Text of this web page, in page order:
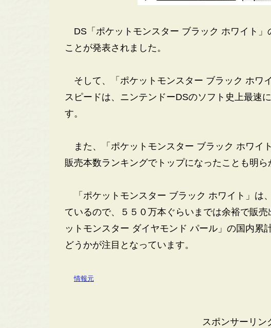
DS「ポケットモンスター ブラック ホワイト」
ことが発表されました。
そして、「ポケットモンスター ブラック ホワ
スピードは、ニンテンドーDSのソフト史上最速
す。
また、「ポケットモンスター ブラック ホワイ
販売本数ランキングでトップになったことも明ら
「ポケットモンスター ブラック ホワイト」は
ているので、５５０万本ぐらいまでは余裕で販
ットモンスター ダイヤモンド パール」の国内累
どうかが注目となっています。
情報元
スポンサーリン